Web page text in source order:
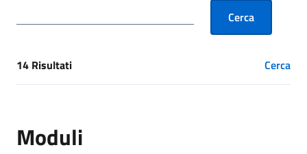
Cerca
[results] Risultati
14 Risultati Cerca
Moduli